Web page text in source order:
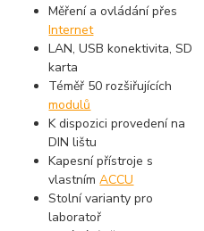
Měření a ovládání přes
Internet
LAN, USB konektivita, SD
karta
Téměř 50 rozšiřujících
modulů
K dispozici provedení na
DIN lištu
Kapesní přístroje s
vlastnímACCU
Stolní varianty pro
laboratoř